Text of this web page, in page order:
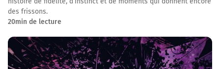
des frissons.
20min de lecture